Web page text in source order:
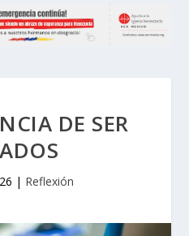
DE SER
| Reflexión